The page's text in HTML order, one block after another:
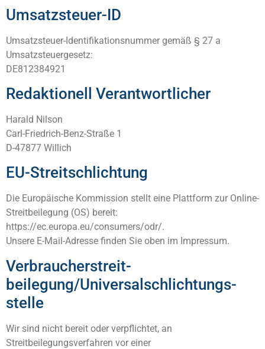
Umsatzsteuer-ID
Umsatzsteuer-Identifikationsnummer gemäß § 27 a
Umsatzsteuergesetz:
DE812384921
Redaktionell Verantwortlicher
Harald Nilson
Carl-Friedrich-Benz-Straße 1
D-47877 Willich
EU-Streitschlichtung
Die Europäische Kommission stellt eine Plattform zur Online-
Streitbeilegung (OS) bereit:
https://ec.europa.eu/consumers/odr/.
Unsere E-Mail-Adresse finden Sie oben im Impressum.
Verbraucher­streit­
beilegung/Universal­schlichtungs­
stelle
Wir sind nicht bereit oder verpflichtet, an
Streitbeilegungsverfahren vor einer